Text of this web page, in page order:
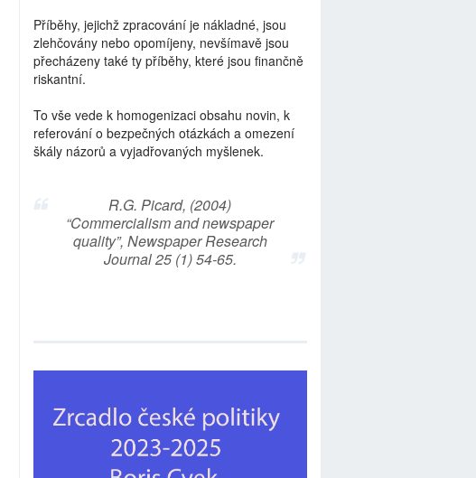
Příběhy, jejichž zpracování je nákladné, jsou
zlehčovány nebo opomíjeny, nevšímavě jsou
přecházeny také ty příběhy, které jsou finančně
riskantní.
To vše vede k homogenizaci obsahu novin, k
referování o bezpečných otázkách a omezení
škály názorů a vyjadřovaných myšlenek.
R.G. Picard, (2004)
“Commercialism and newspaper
quality”, Newspaper Research
Journal 25 (1) 54-65.